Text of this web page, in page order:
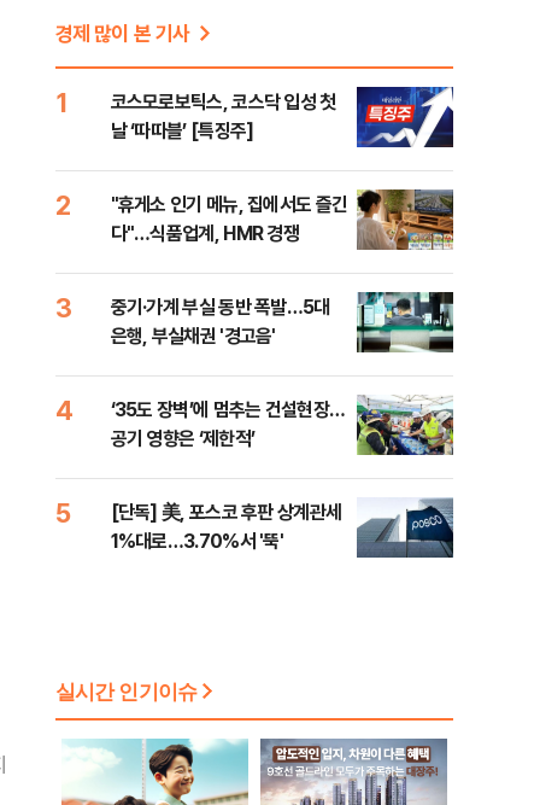
경제 많이 본 기사
1
코스모로보틱스, 코스닥 입성 첫
날 ‘따따블’ [특징주]
2
"휴게소 인기 메뉴, 집에서도 즐긴
다"…식품업계, HMR 경쟁
3
중기·가계 부실 동반 폭발…5대
은행, 부실채권 '경고음'
4
‘35도 장벽’에 멈추는 건설현장…
공기 영향은 ‘제한적’
5
[단독] 美, 포스코 후판 상계관세
1%대로…3.70%서 '뚝'